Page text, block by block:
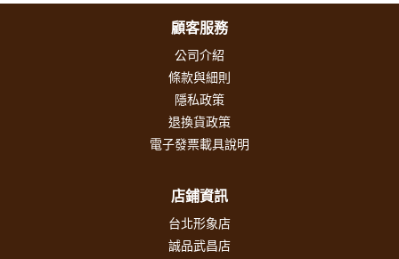
顧客服務
公司介紹
條款與細則
隱私政策
退換貨政策
電子發票載具說明
店鋪資訊
台北形象店
誠品武昌店